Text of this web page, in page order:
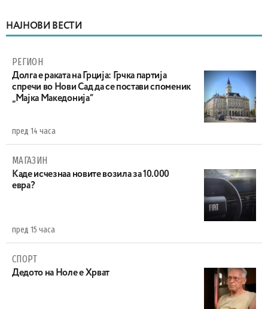
НАЈНОВИ ВЕСТИ
РЕГИОН
Долга е раката на Грција: Грчка партија
спречи во Нови Сад да се постави споменик
„Мајка Македонија“
пред 14 часа
МАГАЗИН
Каде исчезнаа новите возила за 10.000
евра?
пред 15 часа
СПОРТ
Дедото на Ноле е Хрват